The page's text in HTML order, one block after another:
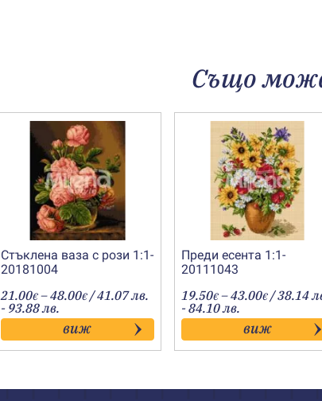
Също
Стъклена ваза с рози 1:1-
20181004
21.00€ –48.00€Price
range:
21.00€
through
48.00€
/ 41.07 лв.
- 93.88 лв.
виж
Преди есента 1:1-
20111043
19.50€ –43.00€Price
range:
19.50€
through
43.00€
/ 38.14
- 84.10 лв.
виж